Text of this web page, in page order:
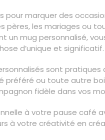
marquer des
pères, les mariages ou
un mug personnalisé,
d’unique et significatif.
sont pratiques
préféré ou toute autre
fidèle dans vos
à votre pause café
à votre créativité en